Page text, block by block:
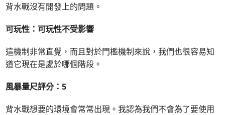
背水戰沒有開發上的問題。
可玩性：可玩性不受影響
這機制非常直覺，而且對於門檻機制來說，我們也很容易知
道它現在是處於哪個階段。
風暴量尺評分：5
背水戰想要的環境會常常出現。我認為我們不會為了要使用